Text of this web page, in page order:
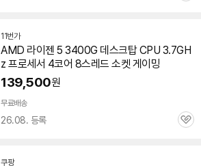
11번가
AMD 라이젠 5 3400G 데스크탑 CPU 3.7GH
z 프로세서 4코어 8스레드 소켓 게이밍
139,500원
무료배송
26.08. 등록
관
쿠팡